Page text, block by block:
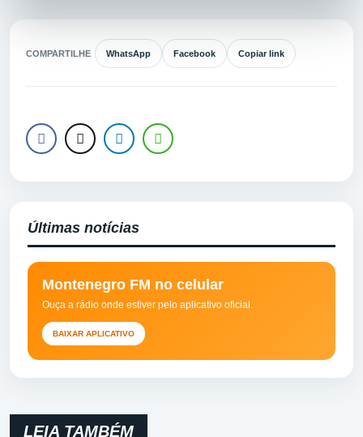
COMPARTILHE WhatsApp Facebook Copiar link
Últimas notícias
Montenegro FM no celular
Ouça a rádio onde estiver pelo aplicativo oficial.
BAIXAR APLICATIVO
LEIA TAMBÉM